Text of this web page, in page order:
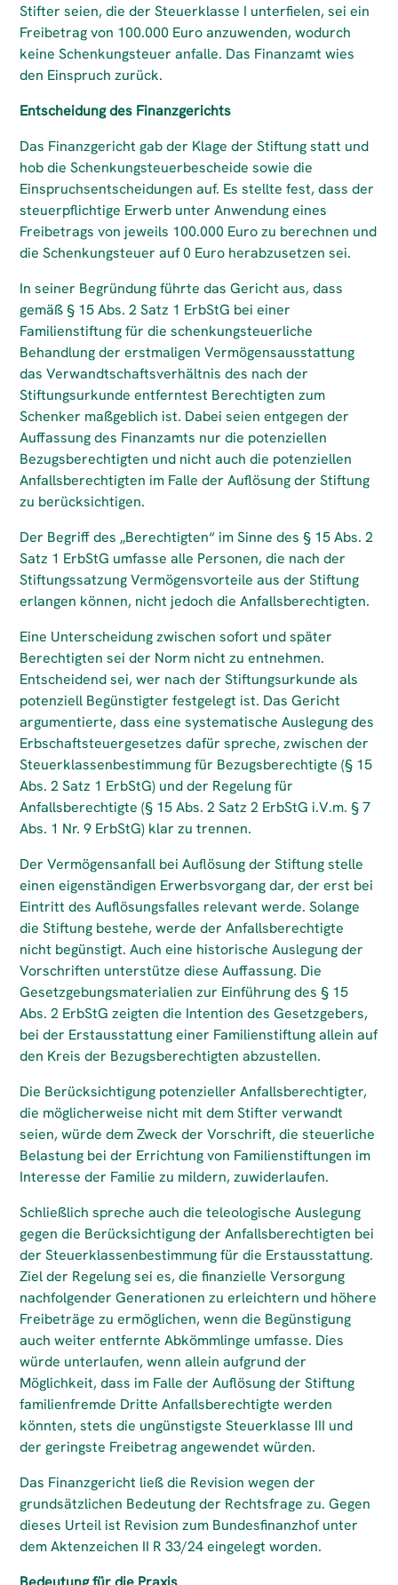
Stifter seien, die der Steuerklasse I unterfielen, sei ein
Freibetrag von 100.000 Euro anzuwenden, wodurch
keine Schenkungsteuer anfalle. Das Finanzamt wies
den Einspruch zurück.
Entscheidung des Finanzgerichts
Das Finanzgericht gab der Klage der Stiftung statt und
hob die Schenkungsteuerbescheide sowie die
Einspruchsentscheidungen auf. Es stellte fest, dass der
steuerpflichtige Erwerb unter Anwendung eines
Freibetrags von jeweils 100.000 Euro zu berechnen und
die Schenkungsteuer auf 0 Euro herabzusetzen sei.
In seiner Begründung führte das Gericht aus, dass
gemäß § 15 Abs. 2 Satz 1 ErbStG bei einer
Familienstiftung für die schenkungsteuerliche
Behandlung der erstmaligen Vermögensausstattung
das Verwandtschaftsverhältnis des nach der
Stiftungsurkunde entferntest Berechtigten zum
Schenker maßgeblich ist. Dabei seien entgegen der
Auffassung des Finanzamts nur die potenziellen
Bezugsberechtigten und nicht auch die potenziellen
Anfallsberechtigten im Falle der Auflösung der Stiftung
zu berücksichtigen.
Der Begriff des „Berechtigten“ im Sinne des § 15 Abs. 2
Satz 1 ErbStG umfasse alle Personen, die nach der
Stiftungssatzung Vermögensvorteile aus der Stiftung
erlangen können, nicht jedoch die Anfallsberechtigten.
Eine Unterscheidung zwischen sofort und später
Berechtigten sei der Norm nicht zu entnehmen.
Entscheidend sei, wer nach der Stiftungsurkunde als
potenziell Begünstigter festgelegt ist. Das Gericht
argumentierte, dass eine systematische Auslegung des
Erbschaftsteuergesetzes dafür spreche, zwischen der
Steuerklassenbestimmung für Bezugsberechtigte (§ 15
Abs. 2 Satz 1 ErbStG) und der Regelung für
Anfallsberechtigte (§ 15 Abs. 2 Satz 2 ErbStG i.V.m. § 7
Abs. 1 Nr. 9 ErbStG) klar zu trennen.
Der Vermögensanfall bei Auflösung der Stiftung stelle
einen eigenständigen Erwerbsvorgang dar, der erst bei
Eintritt des Auflösungsfalles relevant werde. Solange
die Stiftung bestehe, werde der Anfallsberechtigte
nicht begünstigt. Auch eine historische Auslegung der
Vorschriften unterstütze diese Auffassung. Die
Gesetzgebungsmaterialien zur Einführung des § 15
Abs. 2 ErbStG zeigten die Intention des Gesetzgebers,
bei der Erstausstattung einer Familienstiftung allein auf
den Kreis der Bezugsberechtigten abzustellen.
Die Berücksichtigung potenzieller Anfallsberechtigter,
die möglicherweise nicht mit dem Stifter verwandt
seien, würde dem Zweck der Vorschrift, die steuerliche
Belastung bei der Errichtung von Familienstiftungen im
Interesse der Familie zu mildern, zuwiderlaufen.
Schließlich spreche auch die teleologische Auslegung
gegen die Berücksichtigung der Anfallsberechtigten bei
der Steuerklassenbestimmung für die Erstausstattung.
Ziel der Regelung sei es, die finanzielle Versorgung
nachfolgender Generationen zu erleichtern und höhere
Freibeträge zu ermöglichen, wenn die Begünstigung
auch weiter entfernte Abkömmlinge umfasse. Dies
würde unterlaufen, wenn allein aufgrund der
Möglichkeit, dass im Falle der Auflösung der Stiftung
familienfremde Dritte Anfallsberechtigte werden
könnten, stets die ungünstigste Steuerklasse III und
der geringste Freibetrag angewendet würden.
Das Finanzgericht ließ die Revision wegen der
grundsätzlichen Bedeutung der Rechtsfrage zu. Gegen
dieses Urteil ist Revision zum Bundesfinanzhof unter
dem Aktenzeichen II R 33/24 eingelegt worden.